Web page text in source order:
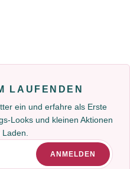
LAUFENDEN
ein und erfahre als Erste
Looks und kleinen Aktionen
ANMELDEN